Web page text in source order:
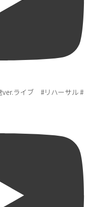
ver.ライブ #リハーサル #